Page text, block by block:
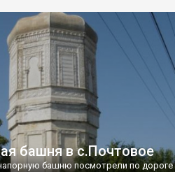
башня в с.Почтовое
башню посмотрели по дороге